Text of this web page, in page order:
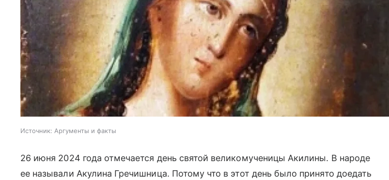
Источник: Аргументы и факты
26 июня 2024 года отмечается день святой великомученицы Акилины. В народе
ее называли Акулина Гречишница. Потому что в этот день было принято доедать